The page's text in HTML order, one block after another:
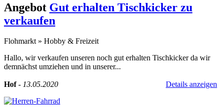
Angebot Gut erhalten Tischkicker zu
verkaufen
Flohmarkt » Hobby & Freizeit
Hallo, wir verkaufen unseren noch gut erhalten Tischkicker da wir
demnächst umziehen und in unserer...
Hof- 13.05.2020 Details anzeigen